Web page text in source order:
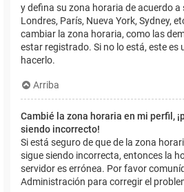
y defina su zona horaria de acuerdo a
Londres, París, Nueva York, Sydney,
cambiar la zona horaria, como las
estar registrado. Si no lo está, este es
hacerlo.
Arriba
Cambié la zona horaria en mi perfil,
siendo incorrecto!
Si está seguro de que de la zona
sigue siendo incorrecta, entonces la
servidor es errónea. Por favor
Administración para corregir el